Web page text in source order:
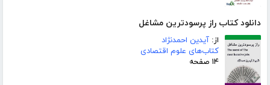
دانلود کتاب راز پرسودترین مشاغل
از: آیدین احمدنژاد
کتاب‌های علوم اقتصادی
۱۴ صفحه